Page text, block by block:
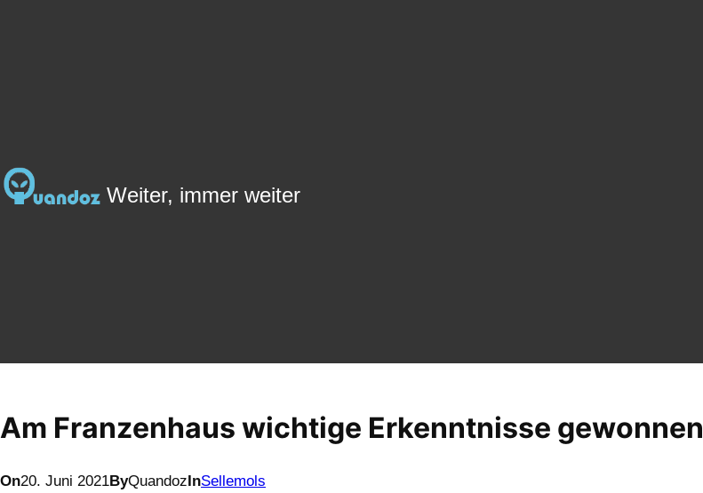
Weiter, immer weiter
Am Franzenhaus wichtige Erkenntnisse gewonnen
On20. Juni 2021ByQuandoz InSellemols